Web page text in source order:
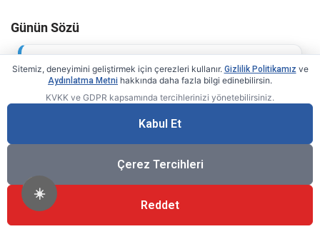
☀️
Günün Sözü
"Mal biriktirenler toprağa, mana
biriktirenler gönüllere sığar."
Kerim Yarınıneli
Sitemiz, deneyimini geliştirmek için çerezleri kullanır. Gizlilik Politikamız ve
Aydınlatma Metni hakkında daha fazla bilgi edinebilirsin.
KVKK ve GDPR kapsamında tercihlerinizi yönetebilirsiniz.
Kabul Et
Çerez Tercihleri
Reddet